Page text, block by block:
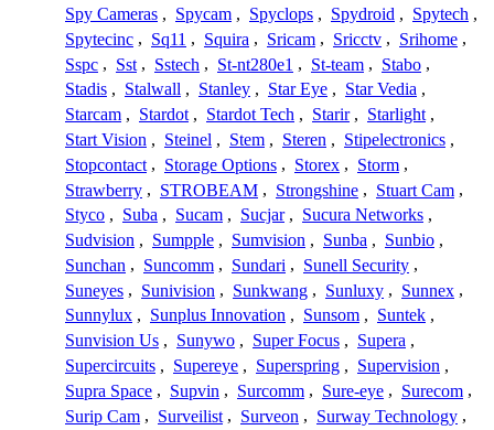
Spy Cameras , Spycam , Spyclops , Spydroid , Spytech ,
Spytecinc , Sq11 , Squira , Sricam , Sricctv , Srihome ,
Sspc , Sst , Sstech , St-nt280e1 , St-team , Stabo ,
Stadis , Stalwall , Stanley , Star Eye , Star Vedia ,
Starcam , Stardot , Stardot Tech , Starir , Starlight ,
Start Vision , Steinel , Stem , Steren , Stipelectronics ,
Stopcontact , Storage Options , Storex , Storm ,
Strawberry , STROBEAM , Strongshine , Stuart Cam ,
Styco , Suba , Sucam , Sucjar , Sucura Networks ,
Sudvision , Sumpple , Sumvision , Sunba , Sunbio ,
Sunchan , Suncomm , Sundari , Sunell Security ,
Suneyes , Sunivision , Sunkwang , Sunluxy , Sunnex ,
Sunnylux , Sunplus Innovation , Sunsom , Suntek ,
Sunvision Us , Sunywo , Super Focus , Supera ,
Supercircuits , Supereye , Superspring , Supervision ,
Supra Space , Supvin , Surcomm , Sure-eye , Surecom ,
Surip Cam , Surveilist , Surveon , Surway Technology ,